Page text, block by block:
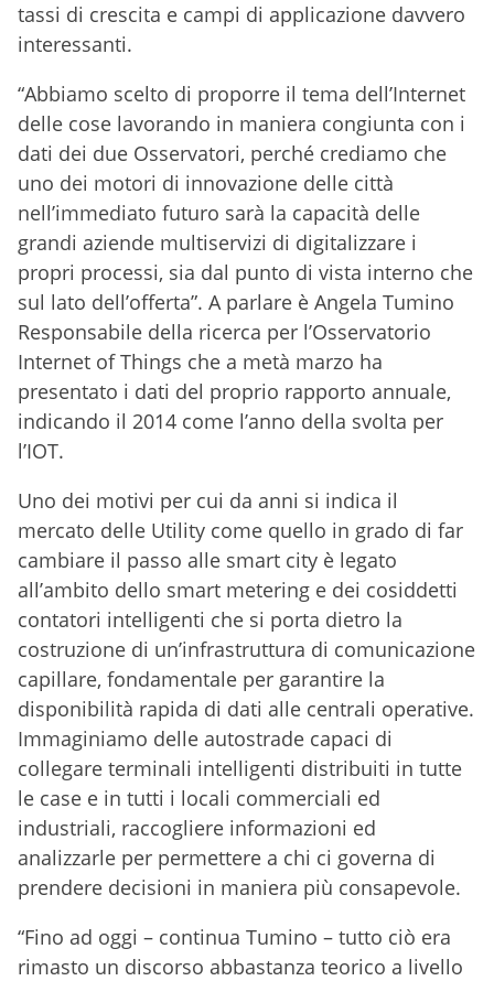
tassi di crescita e campi di applicazione davvero
interessanti.
“Abbiamo scelto di proporre il tema dell’Internet
delle cose lavorando in maniera congiunta con i
dati dei due Osservatori, perché crediamo che
uno dei motori di innovazione delle città
nell’immediato futuro sarà la capacità delle
grandi aziende multiservizi di digitalizzare i
propri processi, sia dal punto di vista interno che
sul lato dell’offerta”. A parlare è Angela Tumino
Responsabile della ricerca per l’Osservatorio
Internet of Things che a metà marzo ha
presentato i dati del proprio rapporto annuale,
indicando il 2014 come l’anno della svolta per
l’IOT.
Uno dei motivi per cui da anni si indica il
mercato delle Utility come quello in grado di far
cambiare il passo alle smart city è legato
all’ambito dello smart metering e dei cosiddetti
contatori intelligenti che si porta dietro la
costruzione di un’infrastruttura di comunicazione
capillare, fondamentale per garantire la
disponibilità rapida di dati alle centrali operative.
Immaginiamo delle autostrade capaci di
collegare terminali intelligenti distribuiti in tutte
le case e in tutti i locali commerciali ed
industriali, raccogliere informazioni ed
analizzarle per permettere a chi ci governa di
prendere decisioni in maniera più consapevole.
“Fino ad oggi – continua Tumino – tutto ciò era
rimasto un discorso abbastanza teorico a livello